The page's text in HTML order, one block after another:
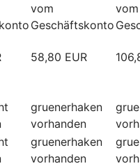
vom
Geschäftskonto
vom
58,80 EUR
gruenerhaken
vorhanden
gruenerhaken
vorhanden